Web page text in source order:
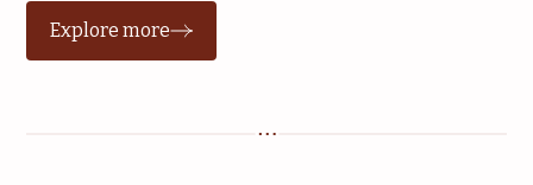
Explore more